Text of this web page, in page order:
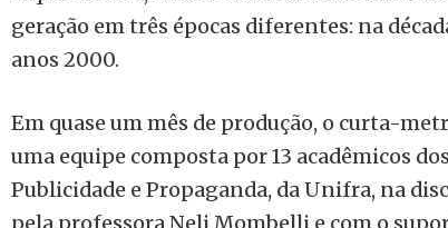
geração em três épocas diferentes: na
anos 2000.
Em quase um mês de produção, o curta-
uma equipe composta por 13 acadêmicos
Publicidade e Propaganda, da Unifra, na